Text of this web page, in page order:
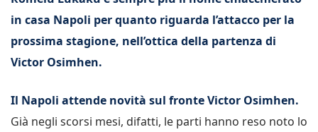
in casa Napoli per quanto riguarda l’attacco per la
prossima stagione, nell’ottica della partenza di
Victor Osimhen.
Il Napoli attende novità sul fronte Victor Osimhen.
Già negli scorsi mesi, difatti, le parti hanno reso noto lo